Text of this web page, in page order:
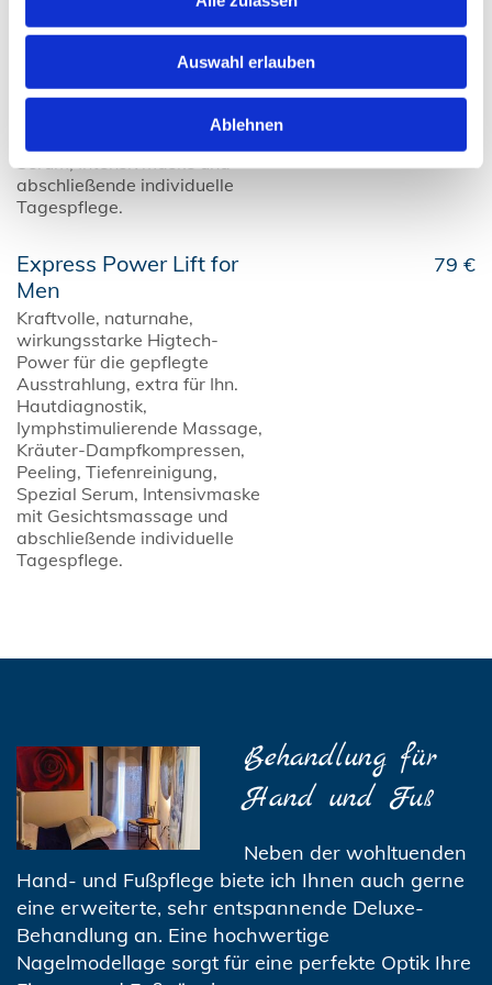
Auswahl erlauben
Ablehnen
Hautdiagnostik,
Augenbrauenfassonieren,
Ivmphstimulierende Massage,
Kräuter-Dampfkompressen,
Peeling, Tiefenreinigung mit
abschließende individuelle
Tagespflege.
Express Power Lift for
Men
79 €
Kraftvolle, naturnahe,
wirkungsstarke Higtech-
Power für die gepflegte
Ausstrahlung, extra für Ihn.
Hautdiagnostik,
Iymphstimulierende Massage,
Kräuter-Dampfkompressen,
Peeling, Tiefenreinigung,
Spezial Serum, Intensivmaske
mit Gesichtsmassage und
abschließende individuelle
Tagespflege.
Behandlung für
Hand und Fuß
Neben der wohltuenden
Hand- und Fußpflege biete ich Ihnen auch gerne
eine erweiterte, sehr entspannende Deluxe-
Behandlung an. Eine hochwertige
Nagelmodellage sorgt für eine perfekte Optik Ihre